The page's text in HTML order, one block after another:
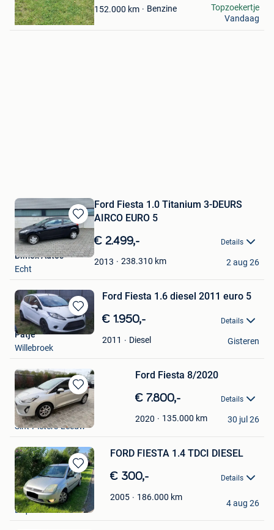
152.000 km Benzine
Kobe
Ranst
Topzoekertje
Vandaag
Bewaren
in
Mijn
Favorieten
Ford Fiesta 1.0 Titanium 3-DEURS
AIRCO EURO 5
€ 2.499,- Details
2013 238.310 km
Bimex Auto's
Echt
2 aug 26
Bewaren
in
Ford Fiesta 1.6 diesel 2011 euro 5
€ 1.950,- Details
2011 Diesel
Patje
Willebroek
Gisteren
Bewaren
in
Mijn
Favorieten
Ford Fiesta 8/2020
€ 7.800,- Details
2020 135.000 km
You
Sint-Pieters-Leeuw
30 jul 26
Bewaren
in
Mijn
Favorieten
FORD FIESTA 1.4 TDCI DIESEL
€ 300,- Details
2005 186.000 km
Top
Erquelinnes
4 aug 26